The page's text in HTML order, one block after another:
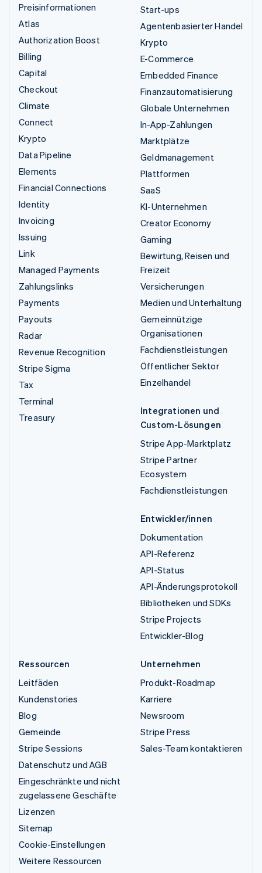
Preisinformationen
Atlas
Authorization Boost
Billing
Capital
Checkout
Climate
Connect
Krypto
Data Pipeline
Elements
Financial Connections
Identity
Invoicing
Issuing
Link
Managed Payments
Zahlungslinks
Payments
Payouts
Radar
Revenue Recognition
Stripe Sigma
Tax
Terminal
Treasury
Start-ups
Agentenbasierter Handel
Krypto
E-Commerce
Embedded Finance
Finanzautomatisierung
Globale Unternehmen
In-App-Zahlungen
Marktplätze
Geldmanagement
Plattformen
SaaS
KI-Unternehmen
Creator Economy
Gaming
Bewirtung, Reisen und
Freizeit
Versicherungen
Medien und Unterhaltung
Gemeinnützige
Organisationen
Fachdienstleistungen
Öffentlicher Sektor
Einzelhandel
Integrationen und
Custom-Lösungen
Stripe App-Marktplatz
Stripe Partner
Ecosystem
Fachdienstleistungen
Entwickler/innen
Dokumentation
API-Referenz
API-Status
API-Änderungsprotokoll
Bibliotheken und SDKs
Stripe Projects
Entwickler-Blog
Ressourcen
Leitfäden
Kundenstories
Blog
Gemeinde
Stripe Sessions
Datenschutz und AGB
Eingeschränkte und nicht
zugelassene Geschäfte
Lizenzen
Sitemap
Cookie-Einstellungen
Weitere Ressourcen
Unternehmen
Produkt-Roadmap
Karriere
Newsroom
Stripe Press
Sales-Team kontaktieren